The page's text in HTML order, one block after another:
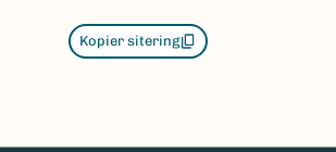
Kopier sitering